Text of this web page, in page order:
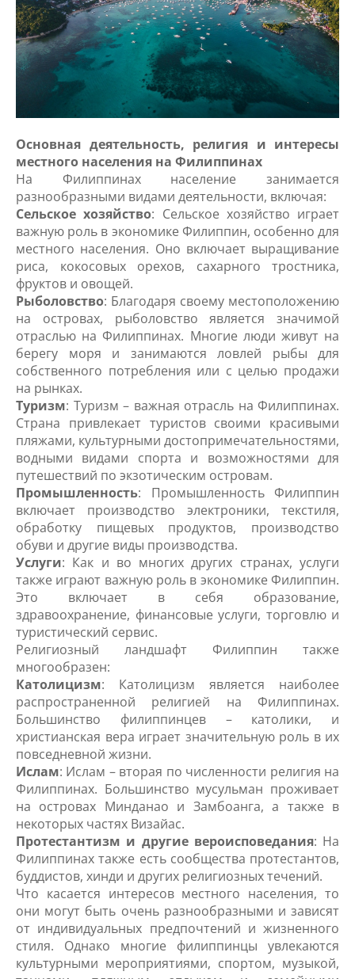
Основная деятельность, религия и интересы
местного населения на Филиппинах
На Филиппинах население занимается
разнообразными видами деятельности, включая:
Сельское хозяйство: Сельское хозяйство играет
важную роль в экономике Филиппин, особенно для
местного населения. Оно включает выращивание
риса, кокосовых орехов, сахарного тростника,
фруктов и овощей.
Рыболовство: Благодаря своему местоположению
на островах, рыболовство является значимой
отраслью на Филиппинах. Многие люди живут на
берегу моря и занимаются ловлей рыбы для
собственного потребления или с целью продажи
на рынках.
Туризм: Туризм – важная отрасль на Филиппинах.
Страна привлекает туристов своими красивыми
пляжами, культурными достопримечательностями,
водными видами спорта и возможностями для
путешествий по экзотическим островам.
Промышленность: Промышленность Филиппин
включает производство электроники, текстиля,
обработку пищевых продуктов, производство
обуви и другие виды производства.
Услуги: Как и во многих других странах, услуги
также играют важную роль в экономике Филиппин.
Это включает в себя образование,
здравоохранение, финансовые услуги, торговлю и
туристический сервис.
Религиозный ландшафт Филиппин также
многообразен:
Католицизм: Католицизм является наиболее
распространенной религией на Филиппинах.
Большинство филиппинцев – католики, и
христианская вера играет значительную роль в их
повседневной жизни.
Ислам: Ислам – вторая по численности религия на
Филиппинах. Большинство мусульман проживает
на островах Минданао и Замбоанга, а также в
некоторых частях Визайас.
Протестантизм и другие вероисповедания: На
Филиппинах также есть сообщества протестантов,
буддистов, хинди и других религиозных течений.
Что касается интересов местного населения, то
они могут быть очень разнообразными и зависят
от индивидуальных предпочтений и жизненного
стиля. Однако многие филиппинцы увлекаются
культурными мероприятиями, спортом, музыкой,